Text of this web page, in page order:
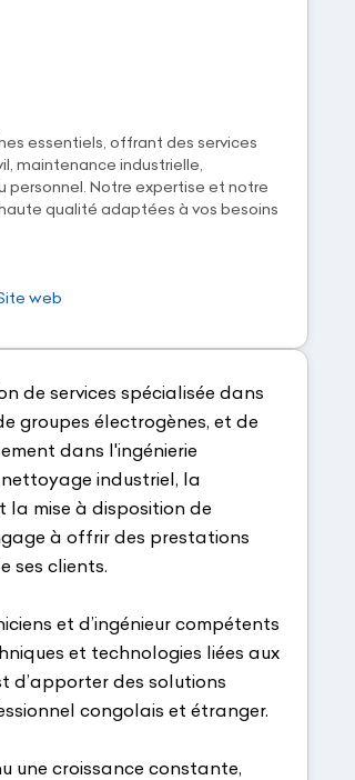
essentiels, offrant des services
maintenance industrielle,
Notre expertise et notre
qualité adaptées à vos besoins
web
de services spécialisée dans
groupes électrogènes, et de
dans l'ingénierie
industriel, la
la mise à disposition de
à offrir des prestations
ses clients.
et d’ingénieur compétents
et technologies liées aux
d’apporter des solutions
congolais et étranger.
une croissance constante,